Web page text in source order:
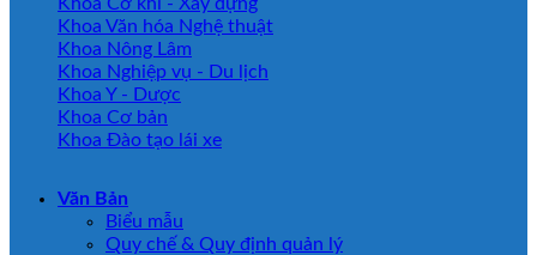
Khoa Văn hóa Nghệ thuật
Khoa Nông Lâm
Khoa Nghiệp vụ - Du lịch
Khoa Y - Dược
Khoa Cơ bản
Khoa Đào tạo lái xe
Văn Bản
Biểu mẫu
Quy chế & Quy định quản lý